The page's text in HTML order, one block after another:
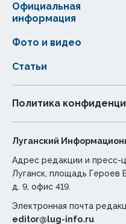
Статьи
Официальная
информация
Фото и видео
Политика
Луганский
Адрес редакции и пресс-
Луганск, площадь Героев
д. 9, офис 419.
Электронная почта
editor@lug-info.ru